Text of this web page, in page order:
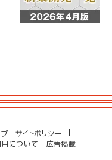
プ
サイトポリシー
について
広告掲載